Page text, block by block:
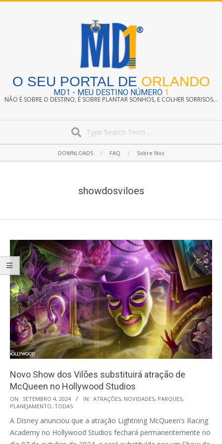
O SEU PORTAL DE ORLANDO
MD1 - MEU DESTINO NÚMERO 1
NÃO É SOBRE O DESTINO, É SOBRE PLANTAR SONHOS, E COLHER SORRISOS...
Navigation
DOWNLOADS FAQ Sobre Nós
showdosviloes
Novo Show dos Vilões substituirá atração de
McQueen no Hollywood Studios
2024-
09-
04
ON: SETEMBRO 4, 2024 IN: ATRAÇÕES, NOVIDADES, PARQUES,
PLANEJAMENTO, TODAS
A Disney anunciou que a atração Lightning McQueen’s Racing
Academy no Hollywood Studios fechará permanentemente no